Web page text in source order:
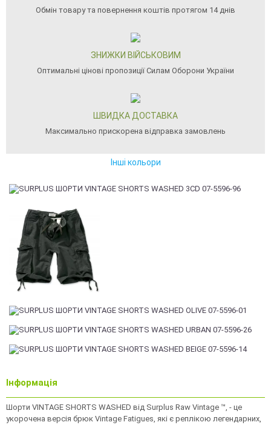
Обмін товару та повернення коштів протягом 14 днів
ЗНИЖКИ ВІЙСЬКОВИМ
Оптимальні цінові пропозиції Силам Оборони України
ШВИДКА ДОСТАВКА
Максимально прискорена відправка замовлень
Інші кольори
Інформація
Шорти VINTAGE SHORTS WASHED від Surplus Raw Vintage ™, - це
укорочена версія брюк Vintage Fatigues, які є реплікою легендарних,